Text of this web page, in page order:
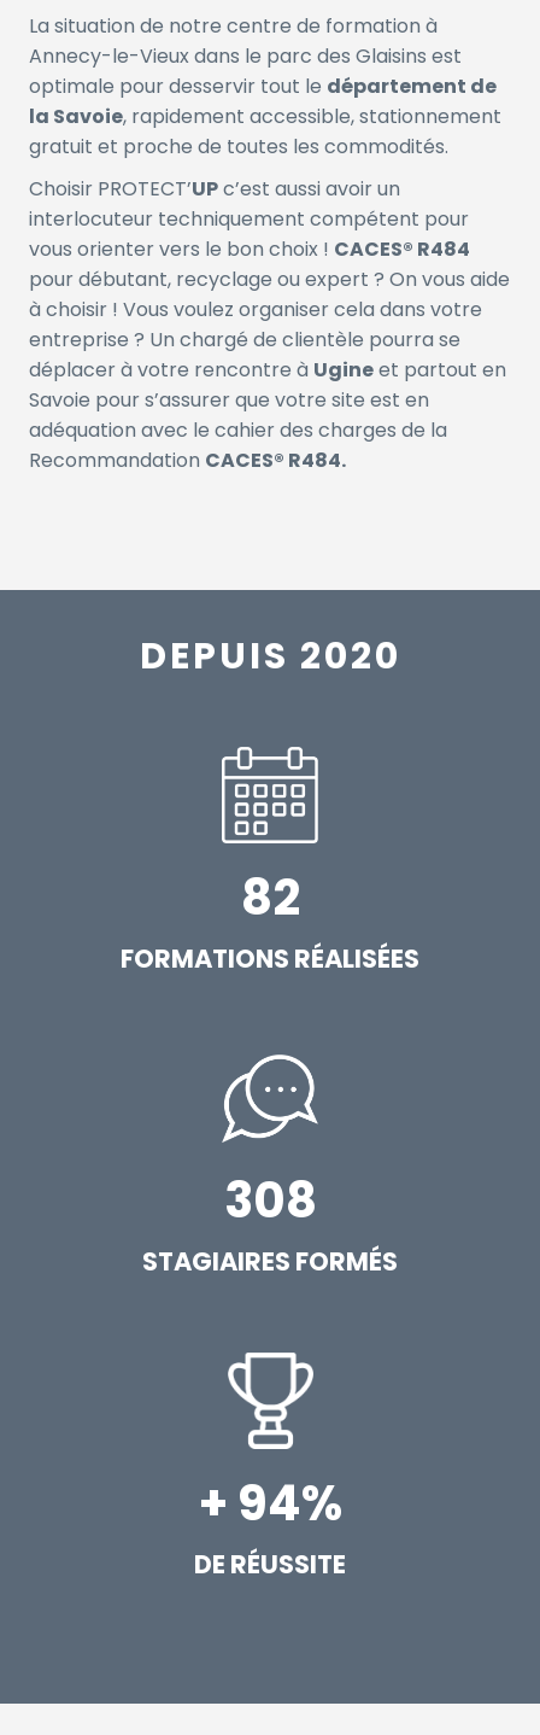
La situation de notre centre de formation à
Annecy-le-Vieux dans le parc des Glaisins est
optimale pour desservir tout le département de
la Savoie, rapidement accessible, stationnement
gratuit et proche de toutes les commodités.
Choisir PROTECT’UPc’est aussi avoir un
interlocuteur techniquement compétent pour
vous orienter vers le bon choix ! CACES® R484
pour débutant, recyclage ou expert ? On vous aide
à choisir ! Vous voulez organiser cela dans votre
entreprise ? Un chargé de clientèle pourra se
déplacer à votre rencontre à Ugineet partout en
Savoie pour s’assurer que votre site est en
adéquation avec le cahier des charges de la
Recommandation CACES® R484.
DEPUIS 2020
82
FORMATIONS RÉALISÉES
308
STAGIAIRES FORMÉS
+ 94%
DE RÉUSSITE